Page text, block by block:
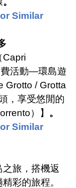
Similar
Capri
活動—環島遊
Grotto / Grotta
，享受悠閒的
）】 。
Similar
旅，搭機返
彩的旅程。